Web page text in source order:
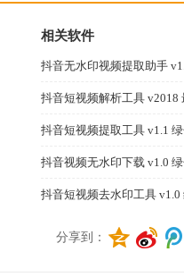
相关软件
抖音无水印视频提取助手
抖音短视频解析工具 v2018
抖音短视频提取工具 v1.1
抖音视频无水印下载 v1.0
抖音短视频去水印工具 v1.0
分享到：